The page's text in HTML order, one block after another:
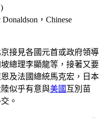
，Chinese
接見各國元首或政府領導
總理李顯龍等，接著又要
及法國總統馬克宏，日本
似乎有意與美國 互別苗
。